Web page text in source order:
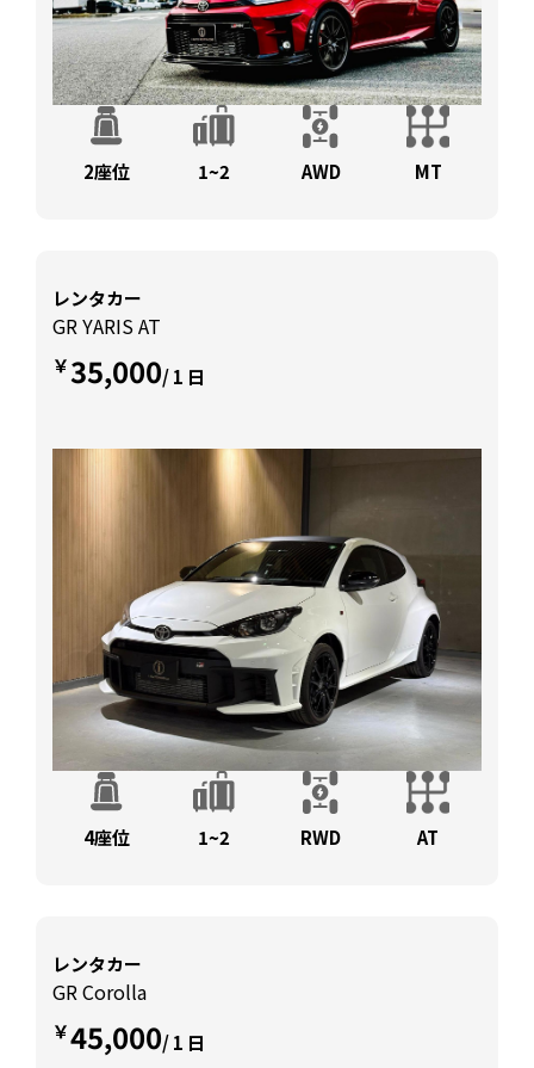
2座位 1~2 AWD MT
レンタカー
GR YARIS AT
￥35,000/ 1 日
4座位 1~2 RWD AT
レンタカー
GR Corolla
￥45,000/ 1 日